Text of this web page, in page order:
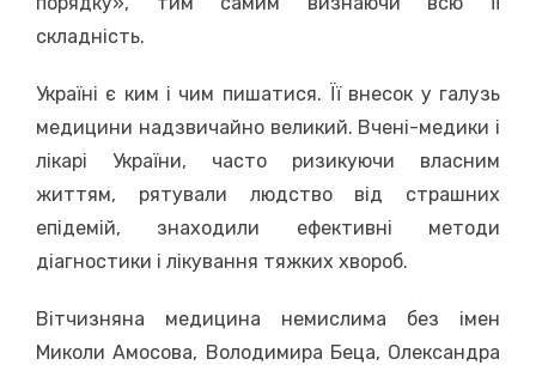
складність.
Україні є ким і чим пишатися. Її внесок у галузь
медицини надзвичайно великий. Вчені-медики і
лікарі України, часто ризикуючи власним
життям, рятували людство від страшних
епідемій, знаходили ефективні методи
діагностики і лікування тяжких хвороб.
Вітчизняна медицина немислима без імен
Миколи Амосова, Володимира Беца, Олександра